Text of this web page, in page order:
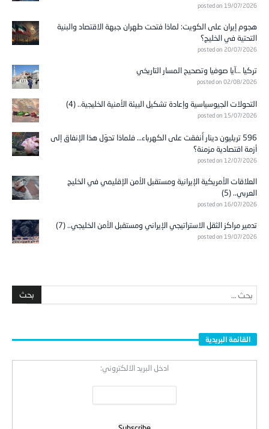
posted on 19/07/2026
هجوم إيران على الكويت: لماذا فتحت طهران جبهة الاقتصاد والبنية
التحتية في الخليج؟
posted on 20/07/2026
تركيا …آيا صوفيا وتصحيح المسار التاريخي
posted on 02/08/2026
التحولات الجيوسياسية وإعادة تشكيل البيئة الأمنية الخليجية.. (4)
posted on 15/07/2026
596 تريليون دينار أُنفقت على الكهرباء… فلماذا تحوّل هذا الإنفاق إلى
أزمة اقتصادية مزمنة؟
posted on 12/07/2026
العلاقات الأمريكية الإيرانية ومستقبل الأمن الإقليمي في الخليج
العربي.. (5)
posted on 16/07/2026
تدمير مراكز الثقل الاستراتيجي الإيراني ومستقبل الأمن الخليجي.. (7)
posted on 19/07/2026
القائمة البريدية
ادخل البريد الالكتروني: